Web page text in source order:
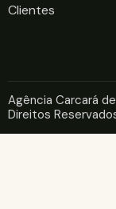
Clientes
Agência Carcará
Direitos